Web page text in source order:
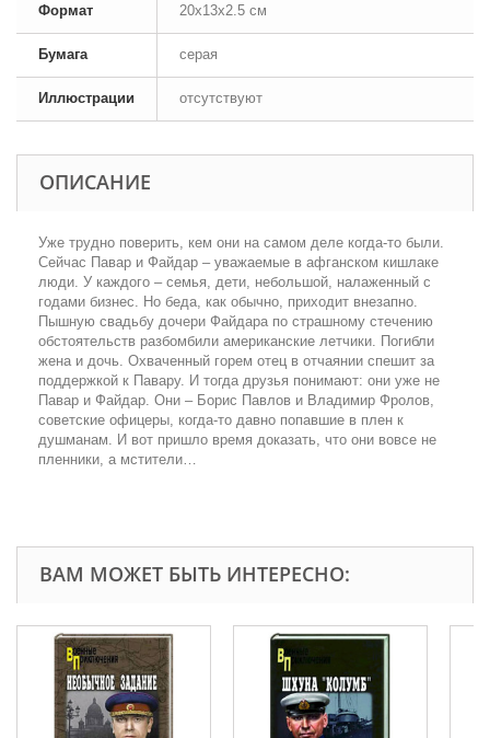
Формат 20x13x2.5 см
Бумага серая
Иллюстрации отсутствуют
ОПИСАНИЕ
Уже трудно поверить, кем они на самом деле когда-то были.
Сейчас Павар и Файдар – уважаемые в афганском кишлаке
люди. У каждого – семья, дети, небольшой, налаженный с
годами бизнес. Но беда, как обычно, приходит внезапно.
Пышную свадьбу дочери Файдара по страшному стечению
обстоятельств разбомбили американские летчики. Погибли
жена и дочь. Охваченный горем отец в отчаянии спешит за
поддержкой к Павару. И тогда друзья понимают: они уже не
Павар и Файдар. Они – Борис Павлов и Владимир Фролов,
советские офицеры, когда-то давно попавшие в плен к
душманам. И вот пришло время доказать, что они вовсе не
пленники, а мстители…
ВАМ МОЖЕТ БЫТЬ ИНТЕРЕСНО: